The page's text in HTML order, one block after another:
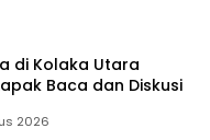
di Kolaka Utara
Baca dan Diskusi
2026